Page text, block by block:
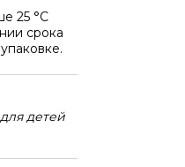
25 °C
срока
детей